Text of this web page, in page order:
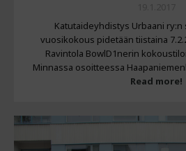
Katutaideyhdistys Urbaani ry:n
vuosikokous pidetään tiistaina
Ravintola BowlD1nerin
Minnassa osoitteessa
Read more!